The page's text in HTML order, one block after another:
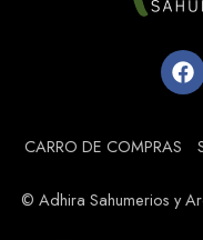
CARRO DE COMPRAS
© Adhira Sahumerios y